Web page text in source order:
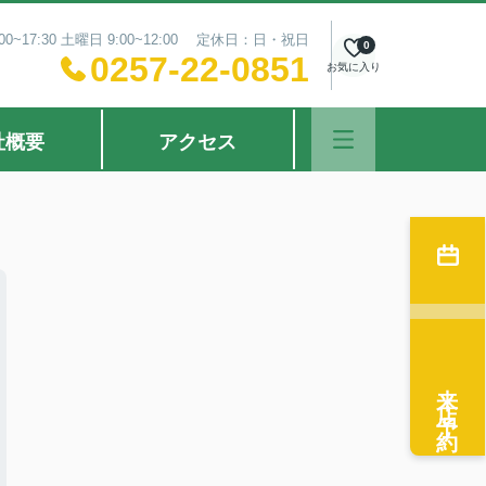
土曜日 9:00~12:00 定休日：日・祝日
0257-22-0851 お気に入り
0
概要 アクセス
来店予約